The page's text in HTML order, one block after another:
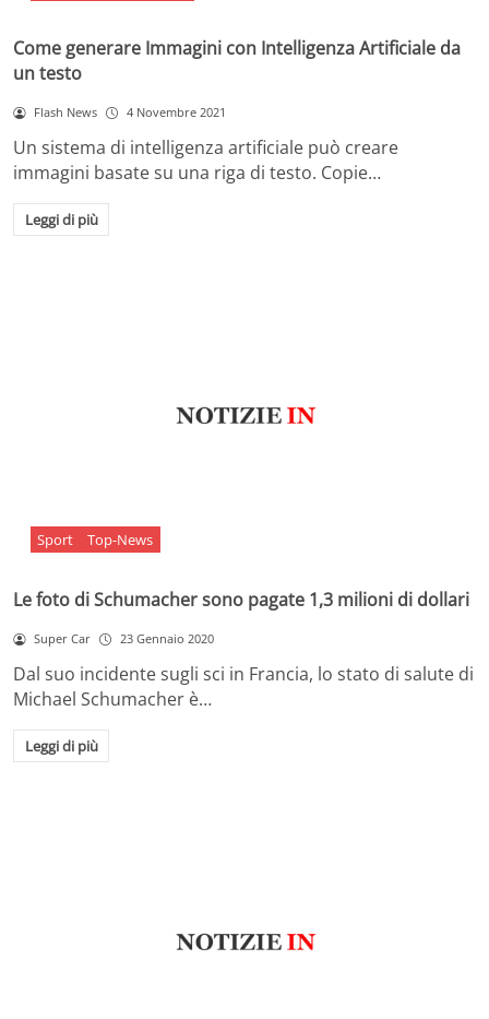
Come generare Immagini con Intelligenza Artificiale da
un testo
Flash News 4 Novembre 2021
Un sistema di intelligenza artificiale può creare
immagini basate su una riga di testo. Copie…
Leggi di più
Sport Top-News
Le foto di Schumacher sono pagate 1,3 milioni di dollari
Super Car 23 Gennaio 2020
Dal suo incidente sugli sci in Francia, lo stato di salute di
Michael Schumacher è…
Leggi di più